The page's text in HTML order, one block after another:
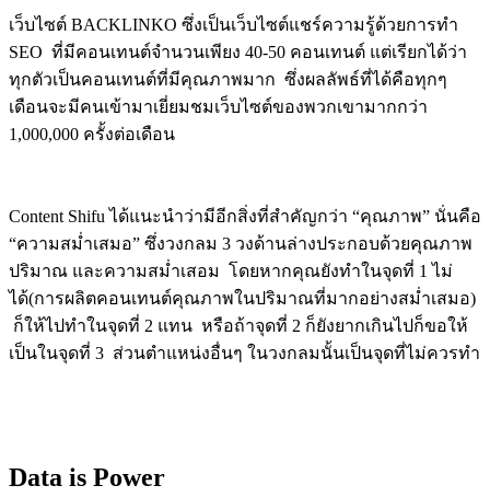
เว็บไซต์ BACKLINKO ซึ่งเป็นเว็บไซต์แชร์ความรู้ด้วยการทำ
SEO ที่มีคอนเทนต์จำนวนเพียง 40-50 คอนเทนต์ แต่เรียกได้ว่า
ทุกตัวเป็นคอนเทนต์ที่มีคุณภาพมาก ซึ่งผลลัพธ์ที่ได้คือทุกๆ
เดือนจะมีคนเข้ามาเยี่ยมชมเว็บไซต์ของพวกเขามากกว่า
1,000,000 ครั้งต่อเดือน
Content Shifu ได้แนะนำว่ามีอีกสิ่งที่สำคัญกว่า “คุณภาพ” นั่นคือ
“ความสม่ำเสมอ” ซึ่งวงกลม 3 วงด้านล่างประกอบด้วยคุณภาพ
ปริมาณ และความสม่ำเสอม โดยหากคุณยังทำในจุดที่ 1 ไม่
ได้(การผลิตคอนเทนต์คุณภาพในปริมาณที่มากอย่างสม่ำเสมอ)
ก็ให้ไปทำในจุดที่ 2 แทน หรือถ้าจุดที่ 2 ก็ยังยากเกินไปก็ขอให้
เป็นในจุดที่ 3 ส่วนตำแหน่งอื่นๆ ในวงกลมนั้นเป็นจุดที่ไม่ควรทำ
Data is Power